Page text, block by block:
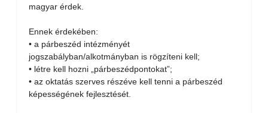
magyar érdek.
Ennek érdekében:
• a párbeszéd intézményét
jogszabályban/alkotmányban is rögzíteni kell;
• létre kell hozni „párbeszédpontokat”;
• az oktatás szerves részéve kell tenni a párbeszéd
képességének fejlesztését.